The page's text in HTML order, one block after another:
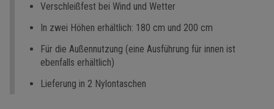
Verschleißfest bei Wind und Wetter
In zwei Höhen erhältlich: 180 cm und 200 cm
Für die Außennutzung (eine Ausführung für innen ist
ebenfalls erhältlich)
Lieferung in 2 Nylontaschen